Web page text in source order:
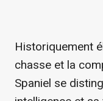
Historiquement
chasse et la
Spaniel se